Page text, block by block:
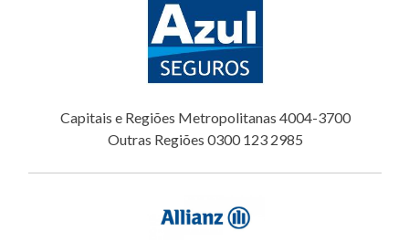
Capitais e Regiões Metropolitanas 4004-3700
Outras Regiões 0300 123 2985